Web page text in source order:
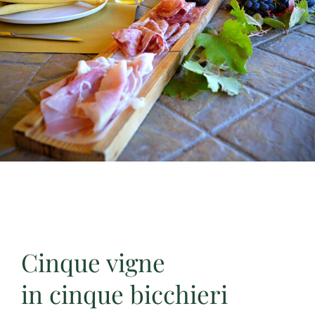
Cinque vigne
in cinque bicchieri